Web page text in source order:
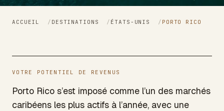
ACCUEIL / DESTINATIONS / ÉTATS-UNIS / PORTO RICO
VOTRE POTENTIEL DE REVENUS
Porto Rico s’est imposé comme l’un des marchés
caribéens les plus actifs à l’année, avec une